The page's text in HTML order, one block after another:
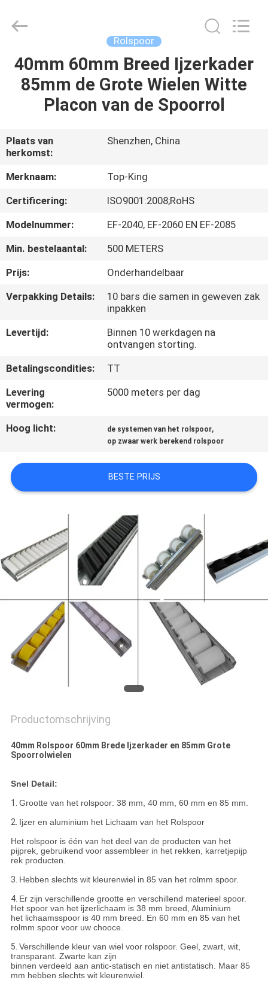
HUIS
PRODUCTEN
OVER
ONS
FABRIEKSTOCHT
NEEM
CONTACT
ONS
VRAAG
EEN
OFFERTE
SITEMAP
PRIVACYBELEID
Technology
Reserved.
Rolspoor
40mm 60mm Breed Ijzerkader
85mm de Grote Wielen Witte
Placon van de Spoorrol
Plaats van
herkomst:
Shenzhen, China
Merknaam:
Top-King
Certificering:
ISO9001:2008;RoHS
Modelnummer:
EF-2040, EF-2060 EN EF-2085
Min. bestelaantal:
500 METERS
Prijs:
Onderhandelbaar
Verpakking Details:
10 bars die samen in geweven zak
inpakken
Levertijd:
Binnen 10 werkdagen na
ontvangen storting.
Betalingscondities:
TT
Levering
vermogen:
5000 meters per dag
Hoog licht: de systemen van het rolspoor,
op zwaar werk berekend rolspoor
BESTE PRIJS
Productomschrijving
40mm Rolspoor 60mm Brede Ijzerkader en 85mm Grote
Spoorrolwielen
Snel Detail:
1. Grootte van het rolspoor: 38 mm, 40 mm, 60 mm en 85 mm.
2. Ijzer en aluminium het Lichaam van het Rolspoor
Het rolspoor is één van het deel van de producten van het
pijprek, gebruikend voor assembleer in het rekken, karretjepijp
rek producten.
3. Hebben slechts wit kleurenwiel in 85 van het rolmm spoor.
4. Er zijn verschillende grootte en verschillend materieel spoor.
Het spoor van het ijzerlichaam is 38 mm breed, Aluminium
het lichaamsspoor is 40 mm breed. En 60 mm en 85 van het
rolmm spoor voor uw chooce.
5. Verschillende kleur van wiel voor rolspoor. Geel, zwart, wit,
transparant. Zwarte kan zijn
binnen verdeeld aan antic-statisch en niet antistatisch. Maar 85
mm hebben slechts wit kleurenwiel.